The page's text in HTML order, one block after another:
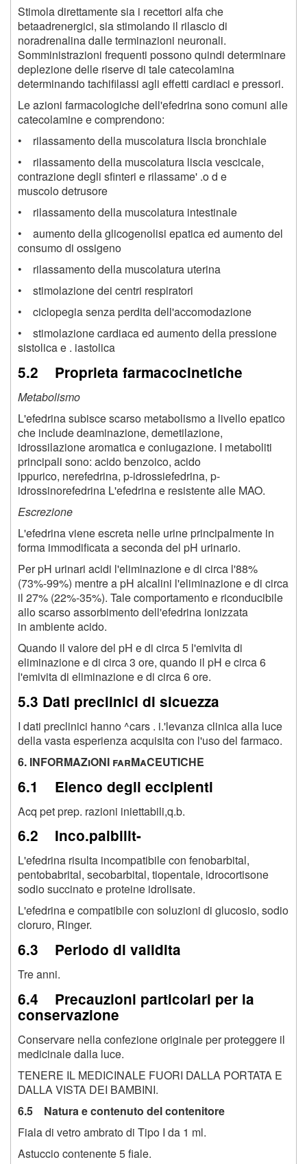
Stimola direttamente sia i recettori alfa che
betaadrenergici, sia stimolando il rilascio di
noradrenalina dalle terminazioni neuronali.
Somministrazioni frequenti possono quindi determinare
deplezione delle riserve di tale catecolamina
determinando tachifilassi agli effetti cardiaci e pressori.
Le azioni farmacologiche dell'efedrina sono comuni alle
catecolamine e comprendono:
• rilassamento della muscolatura liscia bronchiale
• rilassamento della muscolatura liscia vescicale,
contrazione degli sfinteri e rilassame' .o d e
muscolo detrusore
• rilassamento della muscolatura intestinale
• aumento della glicogenolisi epatica ed aumento del
consumo di ossigeno
• rilassamento della muscolatura uterina
• stimolazione dei centri respiratori
• ciclopegia senza perdita dell'accomodazione
• stimolazione cardiaca ed aumento della pressione
sistolica e . iastolica
5.2 Proprieta farmacocinetiche
Metabolismo
L'efedrina subisce scarso metabolismo a livello epatico
che include deaminazione, demetilazione,
idrossilazione aromatica e coniugazione. I metaboliti
principali sono: acido benzoico, acido
ippurico, nerefedrina, p-idrossiefedrina, p-
idrossinorefedrina L'efedrina e resistente alle MAO.
Escrezione
L'efedrina viene escreta nelle urine principalmente in
forma immodificata a seconda del pH urinario.
Per pH urinari acidi l'eliminazione e di circa l'88%
(73%-99%) mentre a pH alcalini l'eliminazione e di circa
il 27% (22%-35%). Tale comportamento e riconducibile
allo scarso assorbimento dell'efedrina ionizzata
in ambiente acido.
Quando il valore del pH e di circa 5 l'emivita di
eliminazione e di circa 3 ore, quando il pH e circa 6
l'emivita di eliminazione e di circa 6 ore.
5.3 Dati preclinici di sicuezza
I dati preclinici hanno ^cars . i.'levanza clinica alla luce
della vasta esperienza acquisita con l'uso del farmaco.
6. INFORMAZiONI farMaCEUTICHE
6.1 Elenco degli eccipienti
Acq pet prep. razioni iniettabili,q.b.
6.2 Inco.paibilit-
L'efedrina risulta incompatibile con fenobarbital,
pentobabrital, secobarbital, tiopentale, idrocortisone
sodio succinato e proteine idrolisate.
L'efedrina e compatibile con soluzioni di glucosio, sodio
cloruro, Ringer.
6.3 Periodo di validita
Tre anni.
6.4 Precauzioni particolari per la
conservazione
Conservare nella confezione originale per proteggere il
medicinale dalla luce.
TENERE IL MEDICINALE FUORI DALLA PORTATA E
DALLA VISTA DEI BAMBINI.
6.5 Natura e contenuto del contenitore
Fiala di vetro ambrato di Tipo I da 1 ml.
Astuccio contenente 5 fiale.